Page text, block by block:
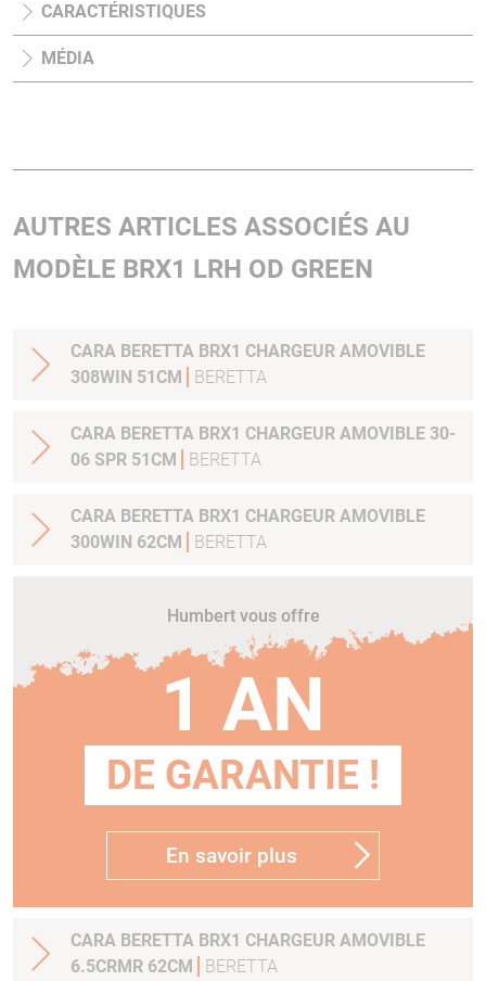
CARACTÉRISTIQUES
MÉDIA
AUTRES ARTICLES ASSOCIÉS AU
MODÈLE BRX1 LRH OD GREEN
CARA BERETTA BRX1 CHARGEUR AMOVIBLE
308WIN 51CM
BERETTA
CARA BERETTA BRX1 CHARGEUR AMOVIBLE 30-
06 SPR 51CM
BERETTA
CARA BERETTA BRX1 CHARGEUR AMOVIBLE
300WIN 62CM
BERETTA
Humbert vous offre
1 AN
DE GARANTIE !
En savoir plus
CARA BERETTA BRX1 CHARGEUR AMOVIBLE
6.5CRMR 62CM
BERETTA